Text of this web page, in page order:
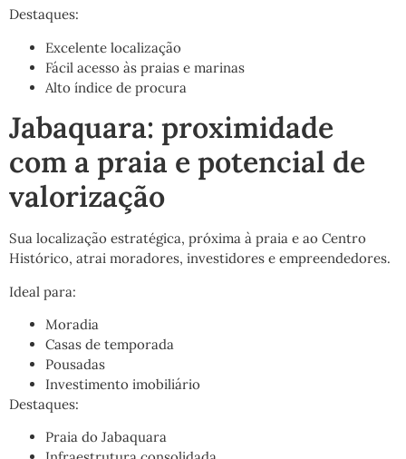
Destaques:
Excelente localização
Fácil acesso às praias e marinas
Alto índice de procura
Jabaquara: proximidade
com a praia e potencial de
valorização
Sua localização estratégica, próxima à praia e ao Centro
Histórico, atrai moradores, investidores e empreendedores.
Ideal para:
Moradia
Casas de temporada
Pousadas
Investimento imobiliário
Destaques:
Praia do Jabaquara